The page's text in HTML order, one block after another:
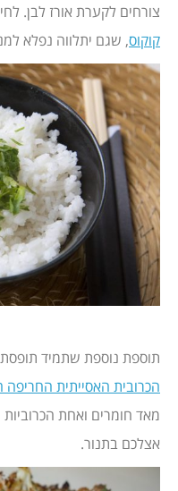
צורחים לקערת אורז לבן.
קוקוס, שגם יתלווה נפלא
תוספת נוספת שתמיד
הכרובית האסייתית החריפה
מאד חומרים ואחת
אצלכם בתנור.